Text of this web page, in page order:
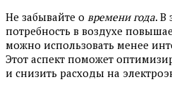
Не забывайте о времени года. В
потребность в воздухе
можно использовать менее
Этот аспект поможет
и снизить расходы на